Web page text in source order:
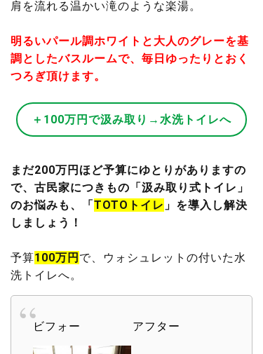
肩を流れる温かい滝のような楽湯。
明るいパール調ホワイトと大人のグレーを基
調としたバスルームで、毎日ゆったりとおく
つろぎ頂けます。
＋100万円で汲み取り→水洗トイレへ
まだ200万円ほど予算にゆとりがありますの
で、古民家につきもの「汲み取り式トイレ」
のお悩みも、「 TOTOトイレ 」を導入し解決
しましょう！
予算100万円 で、ウォシュレットの付いた水
洗トイレへ。
ビフォー アフター